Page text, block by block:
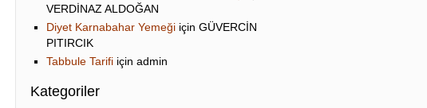
VERDİNAZ ALDOĞAN
Diyet Karnabahar Yemeği için GÜVERCİN
PITIRCIK
Tabbule Tarifi için admin
Kategoriler